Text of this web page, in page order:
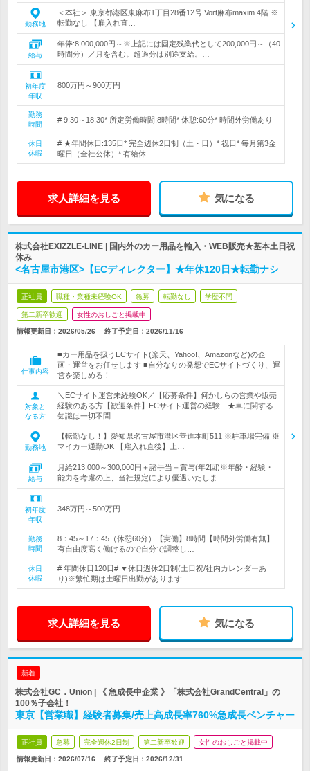
勤務地
＜本社＞ 東京都港区東麻布1丁目28番12号 Vort麻布maxim 4階 ※
転勤なし 【雇入れ直…
給与
年俸:8,000,000円～※上記には固定残業代として200,000円～（40
時間分）／月を含む。超過分は別途支給。…
初年度
年収
800万円～900万円
勤務
時間
# 9:30～18:30* 所定労働時間:8時間* 休憩:60分* 時間外労働あり
休日
休暇
# ★年間休日:135日* 完全週休2日制（土・日）* 祝日* 毎月第3金
曜日（全社公休）* 有給休…
求人詳細を見る 気になる
株式会社EXIZZLE-LINE | 国内外のカー用品を輸入・WEB販売★基本土日祝
休み
<名古屋市港区>【ECディレクター】★年休120日★転勤ナシ
正社員 職種・業種未経験OK 急募 転勤なし 学歴不問
第二新卒歓迎 女性のおしごと掲載中
情報更新日：2026/05/26 終了予定日： 2026/11/16
仕事内容
■カー用品を扱うECサイト(楽天、Yahoo!、Amazonなど)の企
画・運営をお任せします ■自分なりの発想でECサイトづくり、運
営を楽しめる！
対象と
なる方
＼ECサイト運営未経験OK／【応募条件】何かしらの営業や販売
経験のある方【歓迎条件】ECサイト運営の経験 ★車に関する
知識は一切不問
勤務地
【転勤なし！】愛知県名古屋市港区善進本町511 ※駐車場完備 ※
マイカー通勤OK 【雇入れ直後】上…
給与
月給213,000～300,000円＋諸手当＋賞与(年2回)※年齢・経験・
能力を考慮の上、当社規定により優遇いたしま…
初年度
年収
348万円～500万円
勤務
時間
8：45～17：45（休憩60分）【実働】8時間【時間外労働有無】
有自由度高く働けるので自分で調整し…
休日
休暇
# 年間休日120日# ▼休日週休2日制(土日祝/社内カレンダーあ
り)※繁忙期は土曜日出勤があります…
求人詳細を見る 気になる
新着
株式会社GC．Union | 《 急成長中企業 》「株式会社GrandCentral」の
100％子会社！
東京【営業職】経験者募集/売上高成長率760%急成長ベンチャー
正社員 急募 完全週休2日制 第二新卒歓迎 女性のおしごと掲載中
情報更新日：2026/07/16 終了予定日： 2026/12/31